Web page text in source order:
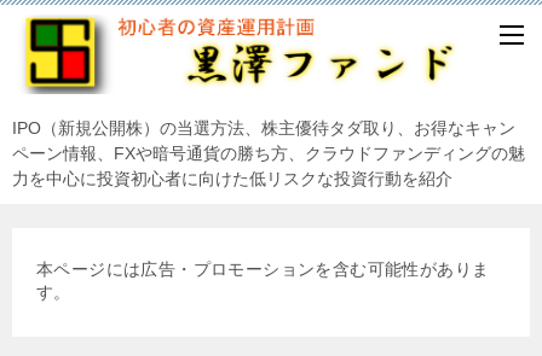
IPO（新規公開株）の当選方法、株主優待タダ取り、お得なキャン
ペーン情報、FXや暗号通貨の勝ち方、クラウドファンディングの魅
力を中心に投資初心者に向けた低リスクな投資行動を紹介
本ページには広告・プロモーションを含む可能性がありま
す。